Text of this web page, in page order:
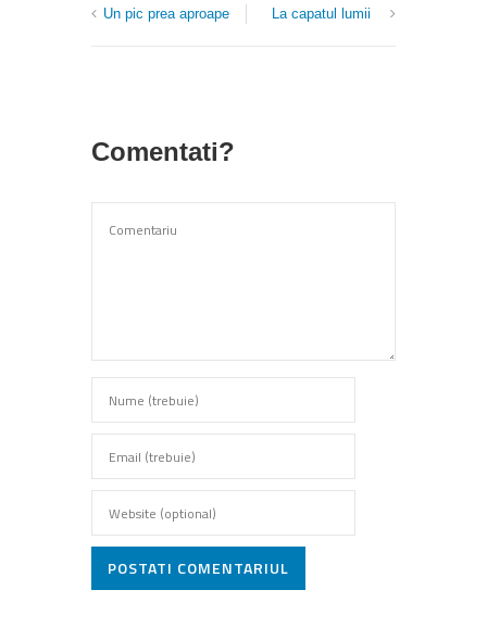
Un pic prea aproape La capatul lumii
Comentati?
POSTATI COMENTARIUL